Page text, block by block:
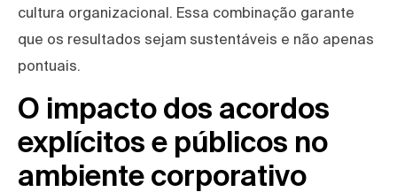
cultura organizacional. Essa combinação garante
que os resultados sejam sustentáveis e não apenas
pontuais.
O impacto dos acordos
explícitos e públicos no
ambiente corporativo